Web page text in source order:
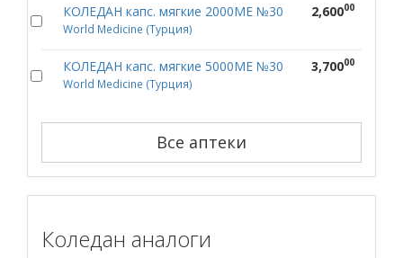
КОЛЕДАН капс. мягкие 2000МЕ №30
World Medicine (Турция)
2,60000
КОЛЕДАН капс. мягкие 5000МЕ №30
World Medicine (Турция)
3,70000
Все аптеки
Коледан аналоги